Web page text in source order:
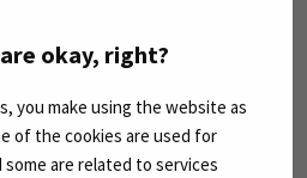
okay, right?
you make using the website as
of the cookies are used for
are related to services
hakemisesta